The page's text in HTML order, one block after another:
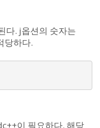
다. j옵션의 숫자는
당하다.
이 필요하다. 해당